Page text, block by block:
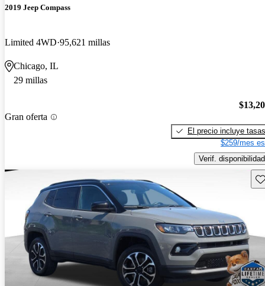
2019 Jeep Compass
Limited 4WD 95,621 millas
Chicago, IL
29 millas
Gran oferta
El precio incluye tasas
$259/mes
Verif. disponibilidad